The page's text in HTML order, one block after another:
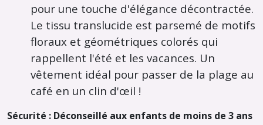
pour une touche d'élégance décontractée.
Le tissu translucide est parsemé de motifs
floraux et géométriques colorés qui
rappellent l'été et les vacances. Un
vêtement idéal pour passer de la plage au
café en un clin d'œil !
Sécurité : Déconseillé aux enfants de moins de 3 ans